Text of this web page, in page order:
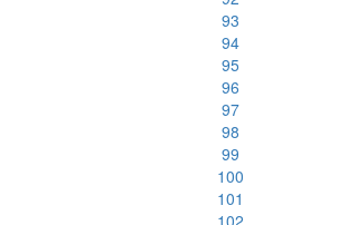
93
94
95
96
97
98
99
100
101